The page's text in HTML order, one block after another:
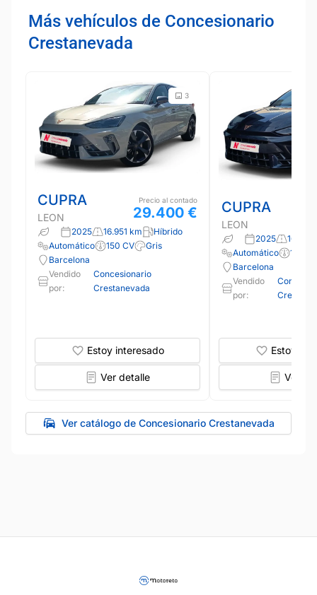
Más vehículos de Concesionario
Crestanevada
3
CUPRA
LEON
Precio al contado
29.400 €
2025 16.951 km
Híbrido
Automático
150 CV
Gris
Barcelona
Vendido
por:
Concesionario
Crestanevada
Estoy interesado
Ver detalle
CUPRA
LEON
2025
16.263
Automático
150
Barcelona
Vendido
por:
Estoy
Ver
Ver catálogo de Concesionario Crestanevada